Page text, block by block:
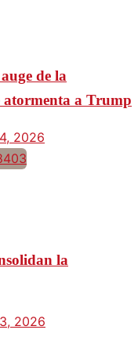
de la
atormenta a Trump
2026
la
2026